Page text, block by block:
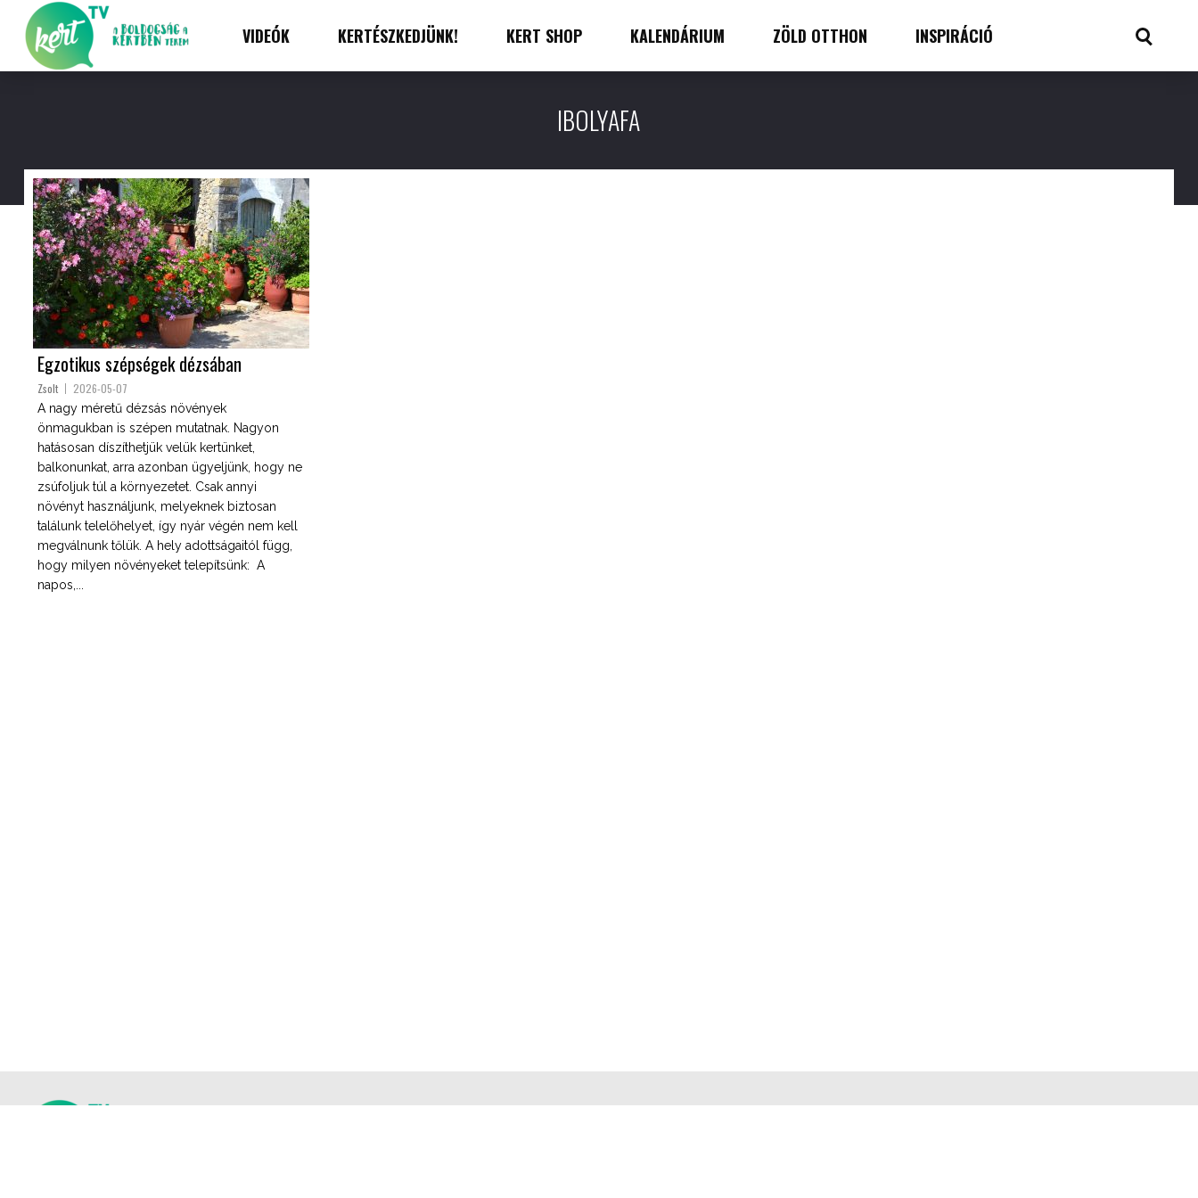
VIDEÓK KERTÉSZKEDJÜNK! KERT SHOP KALENDÁRIUM ZÖLD OTTHON INSPIRÁCIÓ
IBOLYAFA
Egzotikus szépségek dézsában
Zsolt 2026-05-07
A nagy méretű dézsás növények
önmagukban is szépen mutatnak. Nagyon
hatásosan díszíthetjük velük kertünket,
balkonunkat, arra azonban ügyeljünk, hogy ne
zsúfoljuk túl a környezetet. Csak annyi
növényt használjunk, melyeknek biztosan
találunk telelőhelyet, így nyár végén nem kell
megválnunk tőlük. A hely adottságaitól függ,
hogy milyen növényeket telepítsünk: A
napos,...